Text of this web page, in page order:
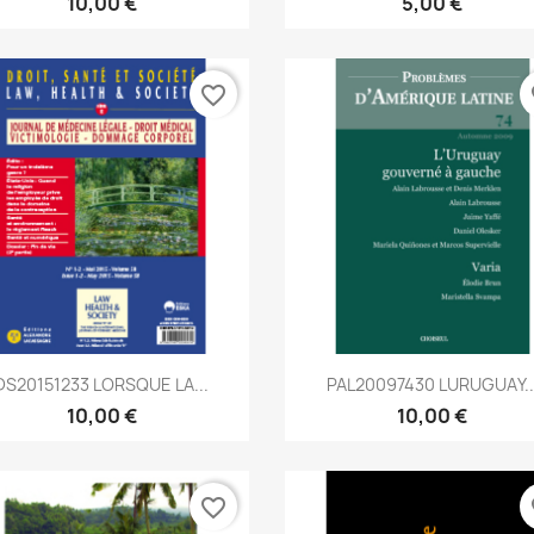
Aperçu rapide
LORSQUE LA...
10,00 €
favorite_border
Aperçu rapide
PAL20097430
10,00 €
favorite_border